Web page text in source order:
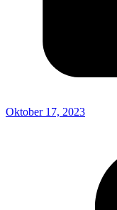
Oktober 17, 2023